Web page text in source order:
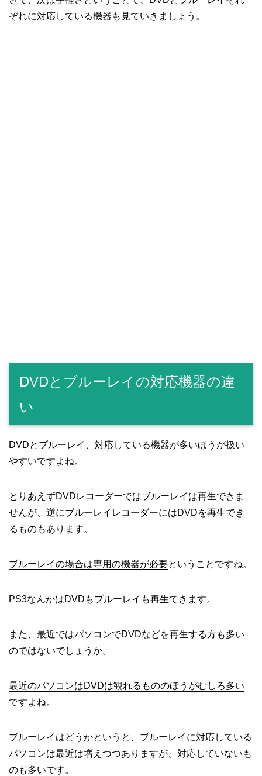
ぞれに対応している機器も見ていきましょう。
DVDとブルーレイの対応機器の違
い
DVDとブルーレイ、対応している機器が多いほうが扱い
やすいですよね。
とりあえずDVDレコーダーではブルーレイは再生できま
せんが、逆にブルーレイレコーダーにはDVDを再生でき
るものもあります。
ブルーレイの場合は専用の機器が必要ということですね。
PS3なんかはDVDもブルーレイも再生できます。
また、最近ではパソコンでDVDなどを再生する方も多い
のではないでしょうか。
最近のパソコンはDVDは観れるもののほうがむしろ多い
ですよね。
ブルーレイはどうかというと、ブルーレイに対応している
パソコンは最近は増えつつありますが、対応していないも
のも多いです。